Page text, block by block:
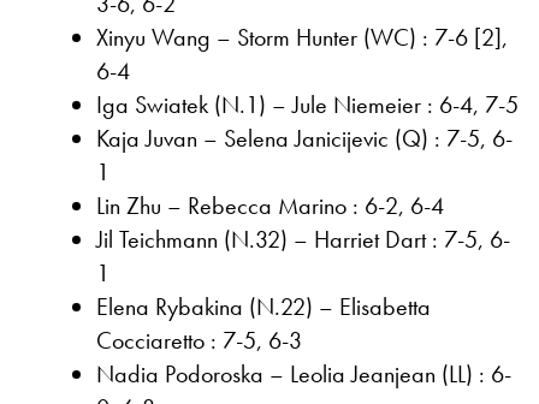
Xinyu Wang – Storm Hunter (WC) : 7-6 [2],
6-4
Iga Swiatek (N.1) – Jule Niemeier : 6-4, 7-5
Kaja Juvan – Selena Janicijevic (Q) : 7-5, 6-
1
Lin Zhu – Rebecca Marino : 6-2, 6-4
Jil Teichmann (N.32) – Harriet Dart : 7-5, 6-
1
Elena Rybakina (N.22) – Elisabetta
Cocciaretto : 7-5, 6-3
Nadia Podoroska – Leolia Jeanjean (LL) : 6-